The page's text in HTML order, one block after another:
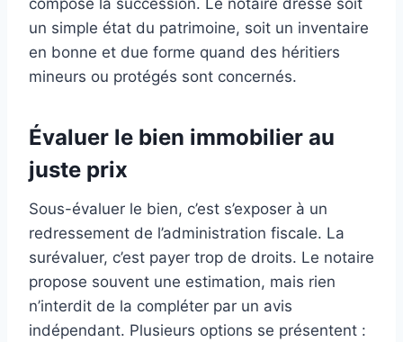
un simple état du patrimoine, soit un inventaire
en bonne et due forme quand des héritiers
mineurs ou protégés sont concernés.
Évaluer le bien immobilier au
juste prix
Sous-évaluer le bien, c’est s’exposer à un
redressement de l’administration fiscale. La
surévaluer, c’est payer trop de droits. Le notaire
propose souvent une estimation, mais rien
n’interdit de la compléter par un avis
indépendant. Plusieurs options se présentent :